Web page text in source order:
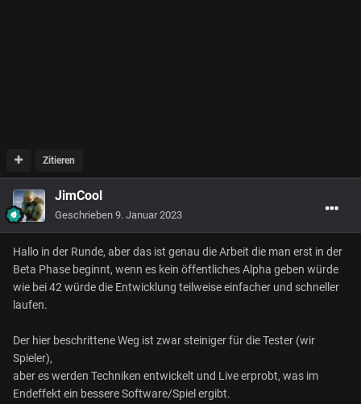
Zitieren
JimCool
Geschrieben 9. Januar 2023
Hallo in der Runde, aber das ist genau die Arbeit die man erst in der
Beta Phase beginnt, wenn es kein öffentliches Alpha geben würde
wie bei 42 würde die Entwicklung teilweise einfacher und schneller
laufen.
Der hier beschrittene Weg ist zwar steiniger für die Tester (wir
Spieler),
aber es werden Techniken entwickelt und Live erprobt, was im
Endeffekt ein bessere Software/Spiel ergibt.